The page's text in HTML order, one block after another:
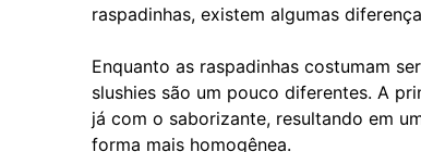
raspadinhas, existem algumas
Enquanto as raspadinhas costumam
slushies são um pouco diferentes. A
já com o saborizante, resultando em
forma mais homogênea.